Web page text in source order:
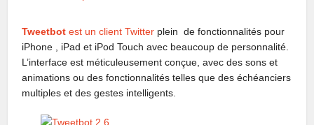
Tweetbot est un client Twitter plein de fonctionnalités pour
iPhone , iPad et iPod Touch avec beaucoup de personnalité.
L’interface est méticuleusement conçue, avec des sons et
animations ou des fonctionnalités telles que des échéanciers
multiples et des gestes intelligents.